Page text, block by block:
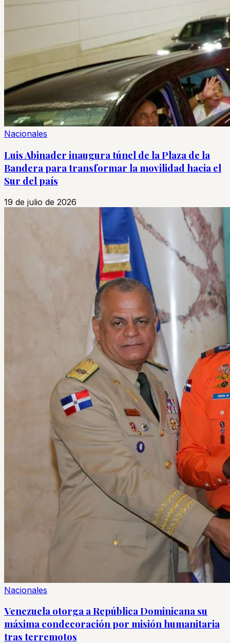
Nacionales
Luis Abinader inaugura túnel de la Plaza de la
Bandera para transformar la movilidad hacia el
Sur del país
19 de julio de 2026
Nacionales
Venezuela otorga a República Dominicana su
máxima condecoración por misión humanitaria
tras terremotos